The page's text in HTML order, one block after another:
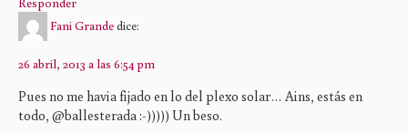
Fani Grandedice:
26 abril, 2013 a las 6:54 pm
Pues no me havia fijado en lo del plexo solar… Ains, estás en
todo, @ballesterada :-))))) Un beso.